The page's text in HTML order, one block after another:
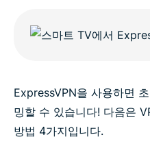
ExpressVPN을 사용하면
밍할 수 있습니다! 다음은
방법 4가지입니다.